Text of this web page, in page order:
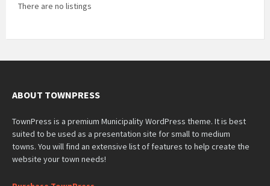
There are no listings
ABOUT TOWNPRESS
TownPress is a premium Municipality WordPress theme. It is best
suited to be used as a presentation site for small to medium
towns. You will find an extensive list of features to help create the
website your town needs!